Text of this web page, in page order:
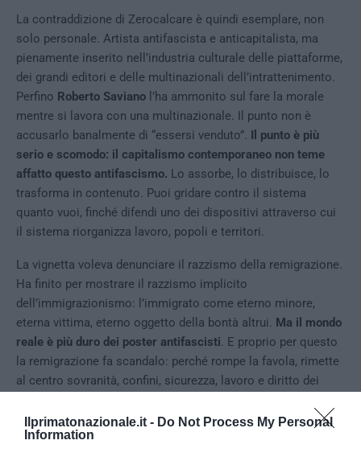
Ilprimatonazionale.it - Do Not Process My Personal
Information
La contraddizione di Zerocalcare è quindi esemplare, non
solo personale. Artista antifascista e anticapitalista, ma
pienamente inserito nell’industria culturale delle piattaforme,
dei grandi editori e delle multinazionali dell’intrattenimento.
Perfino Roberto Saviano l’ha ammonito sul fare la morale
mentre si lavora con una multinazionale. Il punto non è
accusarlo banalmente di “essersi venduto”. Il punto è più
serio e scomodo: il capitalismo contemporaneo non teme
affatto questo antifascismo. Lo assorbe, lo distribuisce, lo
trasforma in contenuto. Puoi gridare contro il sistema
quanto vuoi, finché difendi uno dei dispositivi attraverso cui
il sistema riorganizza lavoro, popoli e territori.
La vignetta voleva denunciare il razzismo della remigrazione.
Ha finito per mostrare il razzismo implicito
dell’immigrazionismo: l’immigrato come eterno minore,
eterna vittima, eterno oggetto della bontà altrui. Ma il mondo
reale è più duro dei poster antifascisti. E proprio per questo
la remigrazione fa scandalo: perché rompe la favola, rimette
al centro sovranità, confini, sicurezza, lavoro e diritto dei
mercato globale.